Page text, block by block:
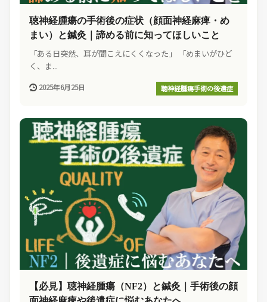
聴神経腫瘍の手術後の症状（顔面神経麻痺・め
まい）と鍼灸｜諦める前に知ってほしいこと
「ある日突然、耳が聞こえにくくなった」 「めまいがひど
く、ま...
2025年6月25日 聴神経腫瘍手術の後遺症
【必見】聴神経腫瘍（NF2）と鍼灸｜手術後の顔